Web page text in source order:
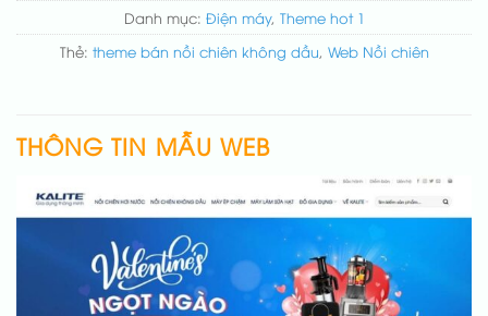
Danh mục: Điện máy, Theme hot 1
Thẻ: theme bán nồi chiên không dầu, Web Nồi chiên
THÔNG TIN MẪU WEB